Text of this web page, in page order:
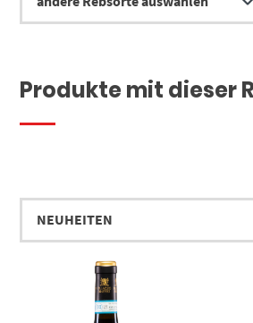
Produkte mit dieser